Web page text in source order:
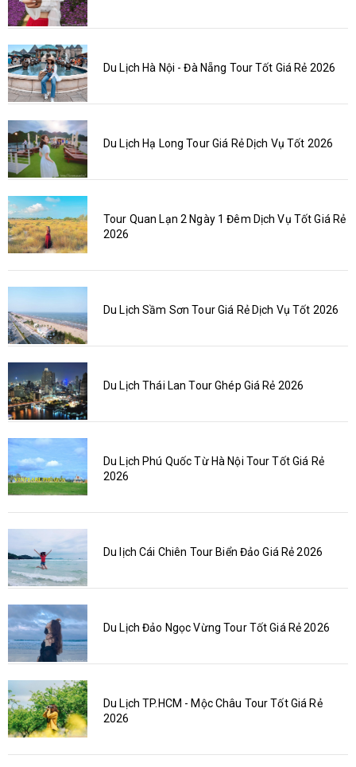
Du Lịch Hà Nội - Đà Nẵng Tour Tốt Giá Rẻ 2026
Du Lịch Hạ Long Tour Giá Rẻ Dịch Vụ Tốt 2026
Tour Quan Lạn 2 Ngày 1 Đêm Dịch Vụ Tốt Giá Rẻ
2026
Du Lịch Sầm Sơn Tour Giá Rẻ Dịch Vụ Tốt 2026
Du Lịch Thái Lan Tour Ghép Giá Rẻ 2026
Du Lịch Phú Quốc Từ Hà Nội Tour Tốt Giá Rẻ
2026
Du lịch Cái Chiên Tour Biển Đảo Giá Rẻ 2026
Du Lịch Đảo Ngọc Vừng Tour Tốt Giá Rẻ 2026
Du Lịch TP.HCM - Mộc Châu Tour Tốt Giá Rẻ
2026